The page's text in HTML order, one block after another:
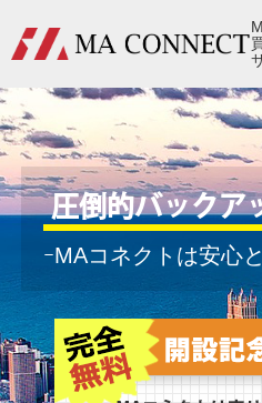
圧倒的バックア
ｰMAコネクトは安心